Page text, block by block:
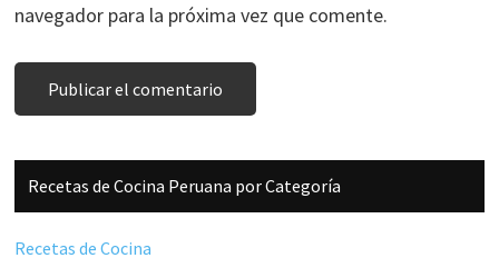
navegador para la próxima vez que comente.
Barra
lateral
principal
Recetas de Cocina Peruana por Categoría
Recetas de Cocina